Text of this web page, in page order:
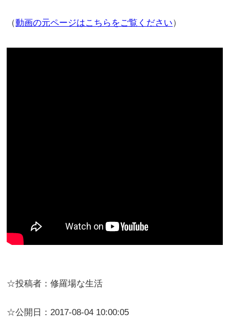
（動画の元ページはこちらをご覧ください）
☆投稿者：修羅場な生活
☆公開日：2017-08-04 10:00:05